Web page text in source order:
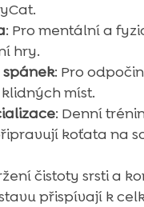
: Pro mentální a
hry.
: Pro
míst.
: Denní
koťata na
čistoty srsti a
přispívají k